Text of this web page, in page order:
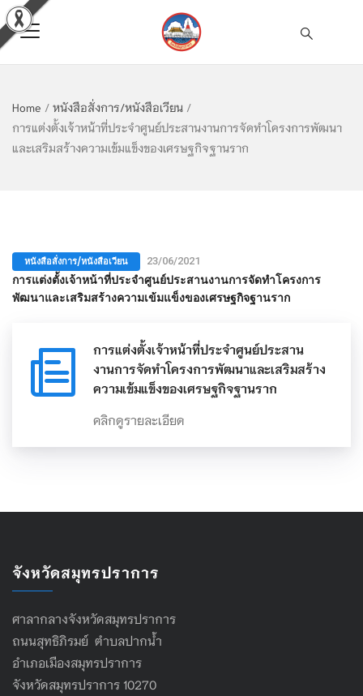
Home / หนังสือสั่งการ/หนังสือเวียน /
การแต่งตั้งเจ้าหน้าที่ประจำศูนย์ประสานงานการจัดทำโครงการพัฒนา
และเสริมสร้างความเข้มแข็งของเศรษฐกิจฐานราก
หนังสือสั่งการ/หนังสือเวียน 23/06/2021
การแต่งตั้งเจ้าหน้าที่ประจำศูนย์ประสานงานการจัดทำโครงการ
พัฒนาและเสริมสร้างความเข้มแข็งของเศรษฐกิจฐานราก
การแต่งตั้งเจ้าหน้าที่ประจำศูนย์ประสาน
งานการจัดทำโครงการพัฒนาและเสริมสร้าง
ความเข้มแข็งของเศรษฐกิจฐานราก
คลิกดูรายละเอียด
จังหวัดสมุทรปราการ
ศาลากลางจังหวัดสมุทรปราการ
ถนนสุทธิภิรมย์ ตำบลปากน้ำ
อำเภอเมืองสมุทรปราการ
จังหวัดสมุทรปราการ 10270